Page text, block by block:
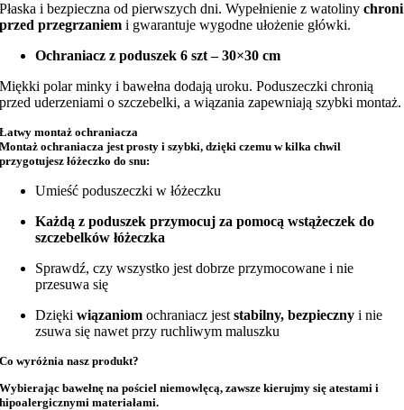
Płaska i bezpieczna od pierwszych dni. Wypełnienie z watolinychroni
przed przegrzaniem i gwarantuje wygodne ułożenie główki.
Ochraniacz z poduszek 6 szt – 30×30 cm
Miękki polar minky i bawełna dodają uroku. Poduszeczki chronią
przed uderzeniami o szczebelki, a wiązania zapewniają szybki montaż.
Łatwy montaż ochraniacza
Montaż ochraniacza jest prosty i szybki, dzięki czemu w kilka chwil
przygotujesz łóżeczko do snu:
Umieść poduszeczki w łóżeczku
Każdą z poduszek przymocuj za pomocą wstążeczek do
szczebelków łóżeczka
Sprawdź, czy wszystko jest dobrze przymocowane i nie
przesuwa się
Dziękiwiązaniom ochraniacz jeststabilny, bezpieczny i nie
zsuwa się nawet przy ruchliwym maluszku
Co wyróżnia nasz produkt?
Wybierając bawełnę napościel niemowlęcą, zawsze kierujmy się atestami i
hipoalergicznymi materiałami.